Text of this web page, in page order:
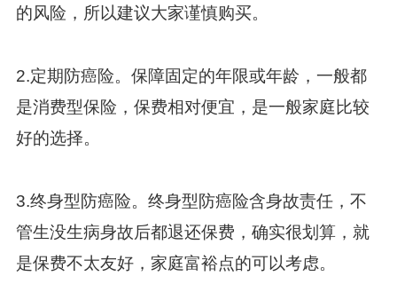
的风险，所以建议大家谨慎购买。
2.定期防癌险。保障固定的年限或年龄，一般都
是消费型保险，保费相对便宜，是一般家庭比较
好的选择。
3.终身型防癌险。终身型防癌险含身故责任，不
管生没生病身故后都退还保费，确实很划算，就
是保费不太友好，家庭富裕点的可以考虑。